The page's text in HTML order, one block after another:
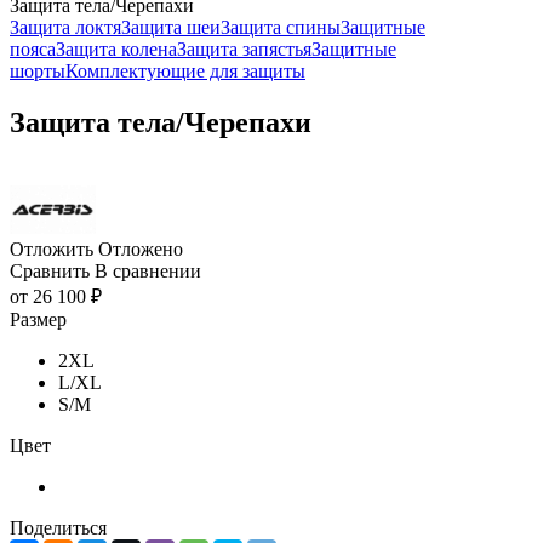
Защита тела/Черепахи
Защита локтяЗащита шеиЗащита спиныЗащитные
поясаЗащита коленаЗащита запястьяЗащитные
шортыКомплектующие для защиты
Защита тела/Черепахи
Отложить Отложено
Сравнить В сравнении
от 26 100 ₽
Размер
2XL
L/XL
S/M
Цвет
Поделиться